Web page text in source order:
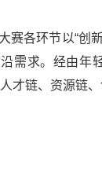
大赛各环节以“创
需求。经由年
才链、资源链